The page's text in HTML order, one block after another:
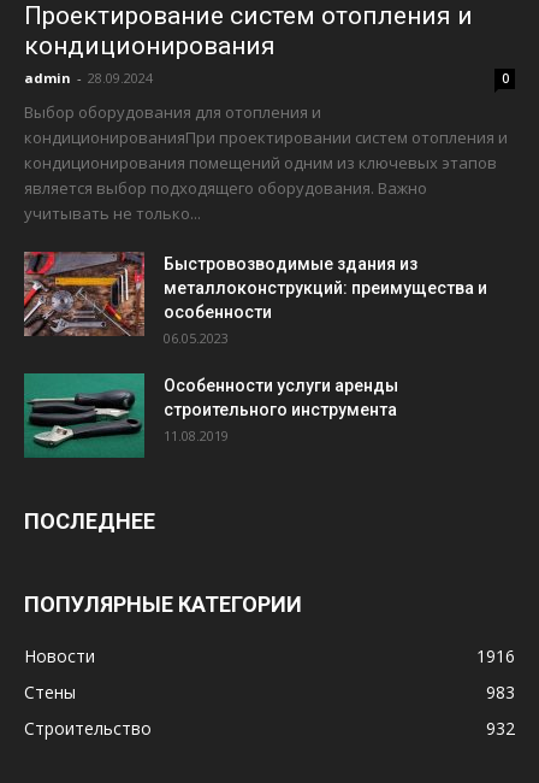
Проектирование систем отопления и
кондиционирования
admin - 28.09.2024 0
Выбор оборудования для отопления и
кондиционированияПри проектировании систем отопления и
кондиционирования помещений одним из ключевых этапов
является выбор подходящего оборудования. Важно
учитывать не только...
Быстровозводимые здания из
металлоконструкций: преимущества и
особенности
06.05.2023
Особенности услуги аренды
строительного инструмента
11.08.2019
ПОСЛЕДНЕЕ
ПОПУЛЯРНЫЕ КАТЕГОРИИ
Новости
1916
Стены
983
Строительство
932